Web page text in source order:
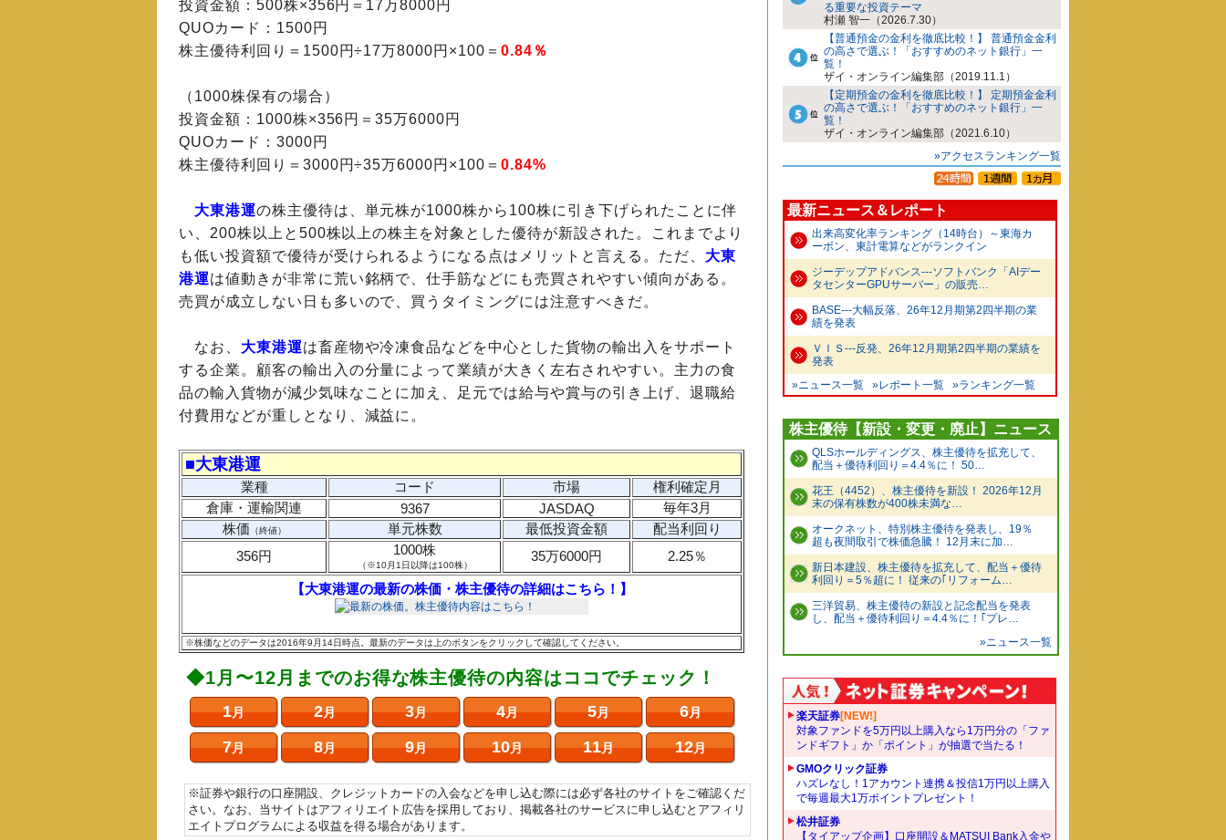
投資金額：500株×356円＝17万8000円
QUOカード：1500円
株主優待利回り＝1500円÷17万8000円×100＝ 0.84 ％
（1000株保有の場合）
投資金額：1000株×356円＝35万6000円
QUOカード：3000円
株主優待利回り＝3000円÷35万6000円×100＝ 0.84%
大東港運の株主優待は、単元株が1000株から100株に引き下げられたことに伴
い、200株以上と500株以上の株主を対象とした優待が新設された。これまでより
も低い投資額で優待が受けられるようになる点はメリットと言える。ただ、 大東
港運は値動きが非常に荒い銘柄で、仕手筋などにも売買されやすい傾向がある。
売買が成立しない日も多いので、買うタイミングには注意すべきだ。
なお、 大東港運は畜産物や冷凍食品などを中心とした貨物の輸出入をサポート
する企業。顧客の輸出入の分量によって業績が大きく左右されやすい。主力の食
品の輸入貨物が減少気味なことに加え、足元では給与や賞与の引き上げ、退職給
付費用などが重しとなり、減益に。
■大東港運
業種 コード 市場
権利確定月
倉庫・運輸関連
9367 JASDAQ
毎年3月
株価 （終値） 単元株数 最低投資金額
配当利回り
356円
1000株
（※10月1日以降は100株）
35万6000円 2.25％
【大東港運の最新の株価・株主優待の詳細はこちら！】
※株価などのデータは2016年9月14日時点。最新のデータは上のボタンをクリックして確認してください。
◆1月〜12月までのお得な株主優待の内容はココでチェック！
1月 2月 3月 4月 5月 6月
7月 8月 9月 10月 11月 12月
※証券や銀行の口座開設、クレジットカードの入会などを申し込む際には必ず各社のサイトをご確認くだ
さい。なお、当サイトはアフィリエイト広告を採用しており、掲載各社のサービスに申し込むとアフィリ
エイトプログラムによる収益を得る場合があります。
る重要な投資テーマ
村瀬 智一（2026.7.30）
【普通預金の金利を徹底比較！】 普通預金金利
の高さで選ぶ！「おすすめのネット銀行」一
覧！
ザイ・オンライン編集部（2019.11.1）
【定期預金の金利を徹底比較！】 定期預金金利
の高さで選ぶ！「おすすめのネット銀行」一
覧！
ザイ・オンライン編集部（2021.6.10）
»アクセスランキング一覧
最新ニュース＆レポート
出来高変化率ランキング（14時台）～東海カ
ーボン、東計電算などがランクイン
ジーデップアドバンス---ソフトバンク「AIデー
タセンターGPUサーバー」の販売…
BASE---大幅反落、26年12月期第2四半期の業
績を発表
ＶＩＳ---反発、26年12月期第2四半期の業績を
発表
»ニュース一覧
»レポート一覧 »ランキング一覧
株主優待【新設・変更・廃止】ニュース
QLSホールディングス、株主優待を拡充して、
配当＋優待利回り＝4.4％に！ 50…
花王（4452）、株主優待を新設！ 2026年12月
末の保有株数が400株未満な…
オークネット、特別株主優待を発表し、19％
超も夜間取引で株価急騰！ 12月末に加…
新日本建設、株主優待を拡充して、配当＋優待
利回り＝5％超に！ 従来の｢リフォーム…
三洋貿易、株主優待の新設と記念配当を発表
し、配当＋優待利回り＝4.4％に！｢プレ…
»ニュース一覧
楽天証券[NEW!]
対象ファンドを5万円以上購入なら1万円分の「ファ
ンドギフト」か「ポイント」が抽選で当たる！
GMOクリック証券
ハズレなし！1アカウント連携＆投信1万円以上購入
で毎週最大1万ポイントプレゼント！
松井証券
【タイアップ企画】口座開設＆MATSUI Bank入金や